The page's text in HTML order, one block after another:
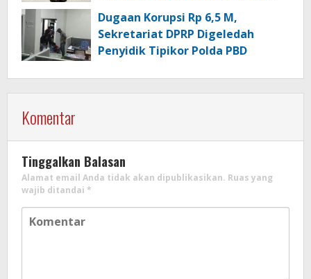
Dugaan Korupsi Rp 6,5 M,
Sekretariat DPRP Digeledah
Penyidik Tipikor Polda PBD
Komentar
Tinggalkan Balasan
Alamat email Anda tidak akan dipublikasikan. Ruas yang
wajib ditandai *